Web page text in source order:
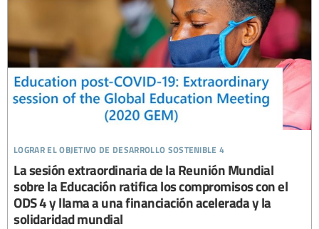
lograr el objetivo de desarrollo sostenible 4
La sesión extraordinaria de la Reunión Mundial
sobre la Educación ratifica los compromisos con el
ODS 4 y llama a una financiación acelerada y la
solidaridad mundial